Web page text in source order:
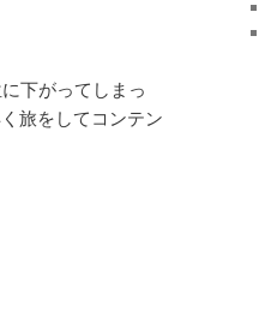
下がってしまっ
旅をしてコンテン